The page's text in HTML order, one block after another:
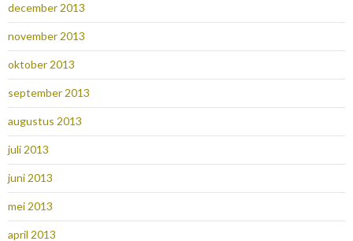
december 2013
november 2013
oktober 2013
september 2013
augustus 2013
juli 2013
juni 2013
mei 2013
april 2013